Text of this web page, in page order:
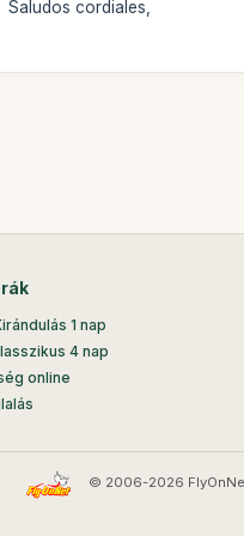
Saludos cordiales,
1 nap
4 nap
online
© 2006-2026